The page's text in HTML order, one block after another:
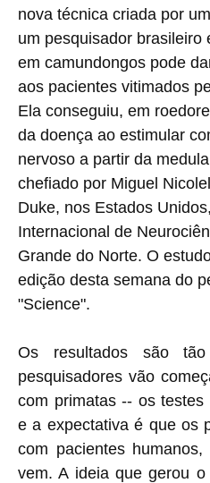
nova técnica criada por
um pesquisador brasileiro
em camundongos pode
aos pacientes vitimados
Ela conseguiu, em
da doença ao estimular
nervoso a partir da
chefiado por Miguel
Duke, nos Estados
Internacional de
Grande do Norte. O
edição desta semana do
"Science".
Os resultados são
pesquisadores vão
com primatas -- os
e a expectativa é que os
com pacientes
vem. A ideia que gerou